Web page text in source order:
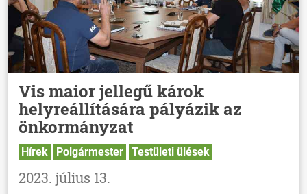
Vis maior jellegű károk
helyreállítására pályázik az
önkormányzat
Hírek Polgármester Testületi ülések
2023. július 13.